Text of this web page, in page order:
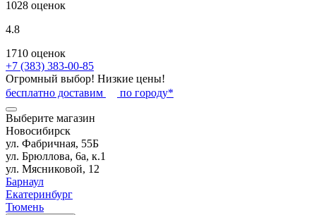
1028 оценок
4.8
1710 оценок
+7 (383) 383-00-85
Огромный выбор! Низкие цены!
бесплатно доставим
по городу*
Выберите магазин
Новосибирск
ул. Фабричная, 55Б
ул. Брюллова, 6а, к.1
ул. Мясниковой, 12
Барнаул
Екатеринбург
Тюмень